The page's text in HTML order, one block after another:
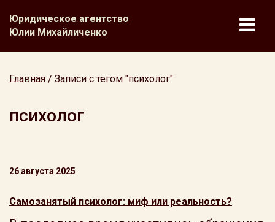
Юридическое агентство
Юлии Михайличенко
Главная / Записи с тегом "психолог"
психолог
26 августа 2025
Самозанятый психолог: миф или реальность?